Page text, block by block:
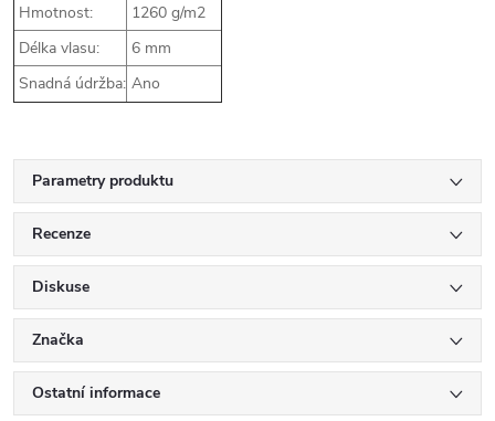
Hmotnost:
1260 g/m2
Délka vlasu:
6 mm
Snadná údržba: Ano
Parametry produktu
Recenze
Diskuse
Značka
Ostatní informace